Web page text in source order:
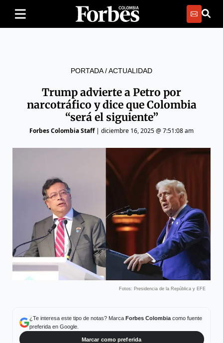
PORTADA/ACTUALIDAD
Trump advierte a Petro por
narcotráfico y dice que Colombia
“será el siguiente”
Forbes Colombia Staff| diciembre 16, 2025 @ 7:51:08 am
Fotos: Presidencia de la República y EFE
¿Te interesa este tipo de notas? Marca Forbes Colombiacomo fuente
preferida en Google.
Marcar como preferida